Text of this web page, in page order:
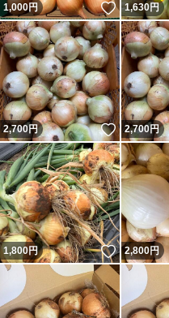
1,000円 いいね！
1,630円
2,700円 いいね！
2,700円
1,800円 いいね！
2,800円